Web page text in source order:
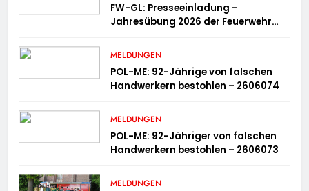
FW-GL: Presseeinladung –
Jahresübung 2026 der Feuerwehr
MELDUNGEN
POL-ME: 92-Jährige von falschen
Handwerkern bestohlen – 2606074
MELDUNGEN
POL-ME: 92-Jähriger von falschen
Handwerkern bestohlen – 2606073
MELDUNGEN